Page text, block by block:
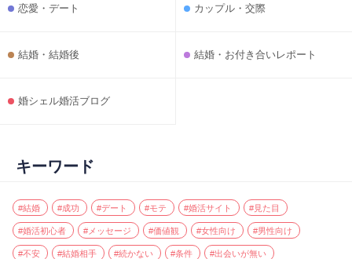
恋愛・デート カップル・交際
結婚・結婚後 結婚・お付き合いレポート
婚シェル婚活ブログ
キーワード
#結婚 #成功 #デート #モテ #婚活サイト #見た目
#婚活初心者 #メッセージ #価値観 #女性向け #男性向け
#不安 #結婚相手 #続かない #条件 #出会いが無い